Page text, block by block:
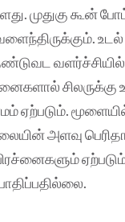
முதுகு கூன்
ஏற்படும்.
அளவு